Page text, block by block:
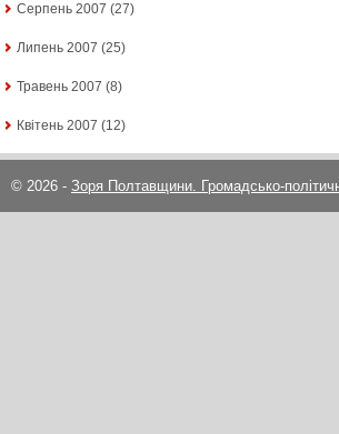
Серпень 2007 (27)
Липень 2007 (25)
Травень 2007 (8)
Квітень 2007 (12)
© 2026 - Зоря Полтавщини. Громадсько-